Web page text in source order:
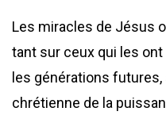
Les miracles de Jésus
tant sur ceux qui les
les générations
chrétienne de la